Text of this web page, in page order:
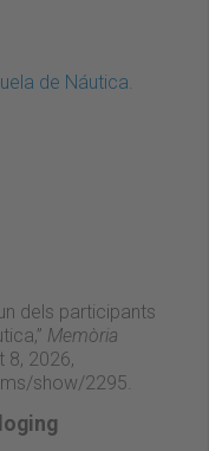
de Náutica.
dels participants
Memòria
8, 2026,
show/2295